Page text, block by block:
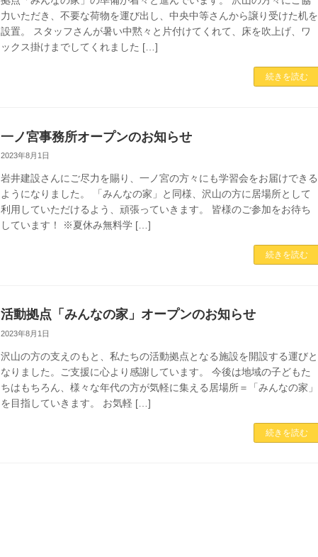
力いただき、不要な荷物を運び出し、中央中等さんから譲り受けた机を
設置。 スタッフさんが暑い中黙々と片付けてくれて、床を吹上げ、ワ
ックス掛けまでしてくれました […]
続きを読む
一ノ宮事務所オープンのお知らせ
2023年8月1日
岩井建設さんにご尽力を賜り、一ノ宮の方々にも学習会をお届けできる
ようになりました。 「みんなの家」と同様、沢山の方に居場所として
利用していただけるよう、頑張っていきます。 皆様のご参加をお待ち
しています！ ※夏休み無料学 […]
続きを読む
活動拠点「みんなの家」オープンのお知らせ
2023年8月1日
沢山の方の支えのもと、私たちの活動拠点となる施設を開設する運びと
なりました。ご支援に心より感謝しています。 今後は地域の子どもた
ちはもちろん、様々な年代の方が気軽に集える居場所＝「みんなの家」
を目指していきます。 お気軽 […]
続きを読む